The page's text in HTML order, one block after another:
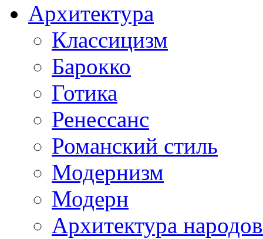
Архитектура
Классицизм
Барокко
Готика
Ренессанс
Романский стиль
Модернизм
Модерн
Архитектура